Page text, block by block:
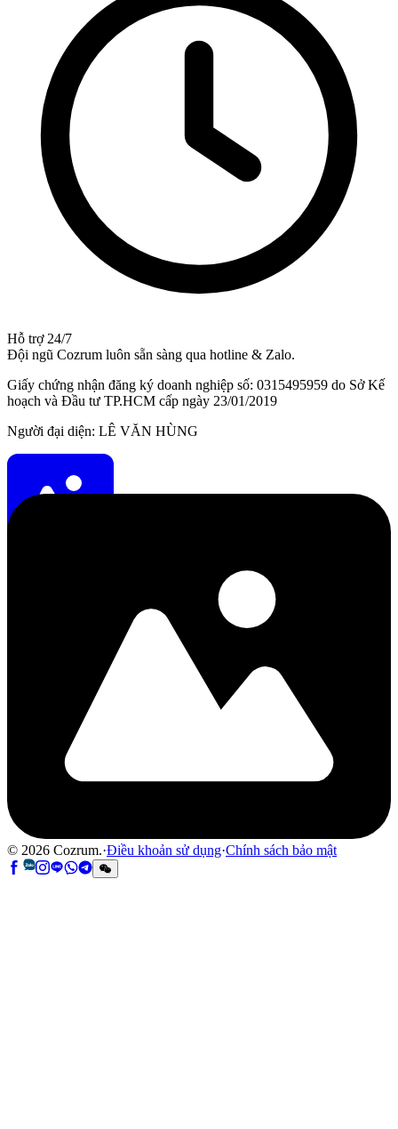
Hỗ trợ 24/7
Đội ngũ Cozrum luôn sẵn sàng qua hotline & Zalo.
Giấy chứng nhận đăng ký doanh nghiệp số: 0315495959 do Sở Kế
hoạch và Đầu tư TP.HCM cấp ngày 23/01/2019
Người đại diện: LÊ VĂN HÙNG
© 2026 Cozrum.·Điều khoản sử dụng·Chính sách bảo mật